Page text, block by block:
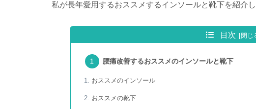
私が長年愛用するおススメするインソールと靴下を紹介し
目次
腰痛改善するおススメのインソールと靴下
おススメのインソール
おススメの靴下